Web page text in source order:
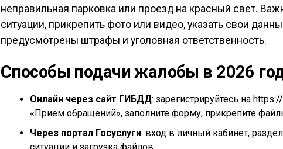
неправильная парковка или проезд на красный свет.
ситуации, прикрепить фото или видео, указать свои
предусмотрены штрафы и уголовная ответственность.
Способы подачи жалобы в 2026
Онлайн через сайт ГИБДД: зарегистрируйтесь на
«Прием обращений», заполните форму, прикрепите
Через портал Госуслуги: вход в личный кабинет,